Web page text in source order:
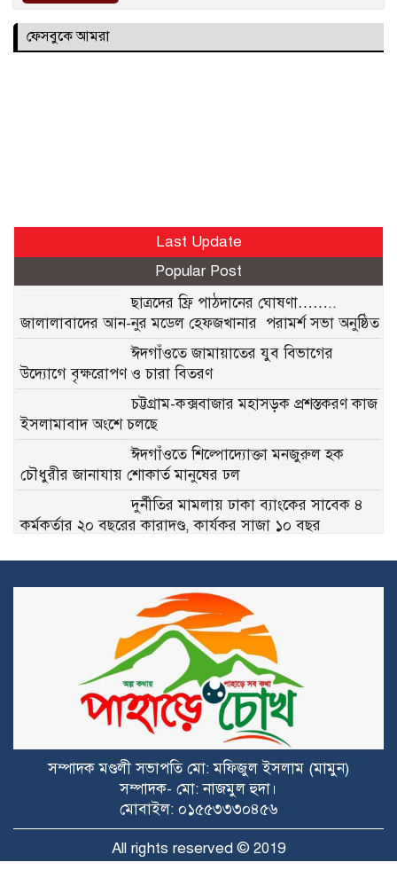
ফেসবুকে আমরা
Last Update
Popular Post
ছাত্রদের ফ্রি পাঠদানের ঘোষণা……..
জালালাবাদের আন-নুর মডেল হেফজখানার পরামর্শ সভা অনুষ্ঠিত
ঈদগাঁওতে জামায়াতের যুব বিভাগের
উদ্যোগে বৃক্ষরোপণ ও চারা বিতরণ
চট্টগ্রাম-কক্সবাজার মহাসড়ক প্রশস্তকরণ কাজ
ইসলামাবাদ অংশে চলছে
ঈদগাঁওতে শিল্পোদ্যোক্তা মনজুরুল হক
চৌধুরীর জানাযায় শোকার্ত মানুষের ঢল
দুর্নীতির মামলায় ঢাকা ব্যাংকের সাবেক ৪
কর্মকর্তার ২০ বছরের কারাদণ্ড, কার্যকর সাজা ১০ বছর
কেন’ মন্তব্যে উসকানির অভিযোগ
কক্সবাজার-চট্টগ্রাম রুটে পটিয়ায় র‍্যাবের
অভিযান: এক লাখ ইয়াবাসহ মোটরসাইকেল
গ্যাংয়ের ৬ সদস্য আটক
বিলাইছড়িতে বন্যাদুর্গতদের পাশে ব্র্যাক
নাইক্ষ্যংছড়িতে-১১ বিজিবির অভিযানে ২
কোটি ৭০ লাখ টাকার ইয়াবা উদ্ধার
জালালাবাদ মাইজ পাড়া প্রাথমিক বিদ্যালয়ে
গণঅভ্যুত্থান বিষয়ক সভা ও চারা বিতরন
সম্পাদক মণ্ডলী সভাপতি মো: মফিজুল ইসলাম (মামুন)
সম্পাদক- মো: নাজমুল হুদা।
মোবাইল: ০১৫৫৩৩৩০৪৫৬
All rights reserved © 2019